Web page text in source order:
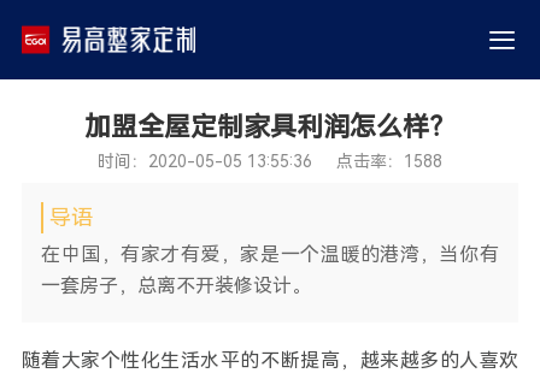
加盟全屋定制家具利润怎么样？
时间：2020-05-05 13:55:36 点击率：1588
导语
在中国，有家才有爱，家是一个温暖的港湾，当你有
一套房子，总离不开装修设计。
随着大家个性化生活水平的不断提高，越来越多的人喜欢